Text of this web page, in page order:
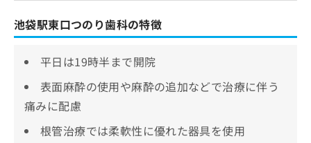
池袋駅東口つのり歯科の特徴
平日は19時半まで開院
表面麻酔の使用や麻酔の追加などで治療に伴う
痛みに配慮
根管治療では柔軟性に優れた器具を使用